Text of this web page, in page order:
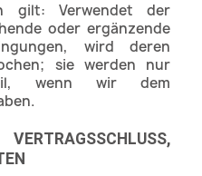
gilt: Verwendet der
oder ergänzende
wird deren
sie werden nur
wenn wir dem